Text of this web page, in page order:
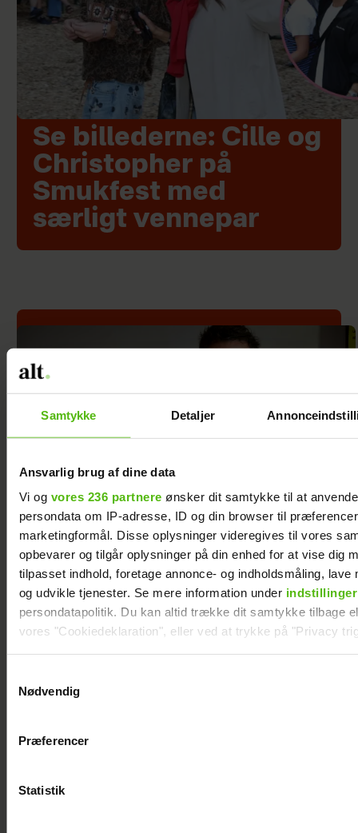
Samtykke Detaljer
Ansvarlig brug af dine data
Vi og vores 236 partnere ønsker dit samtykke til at
persondata om IP-adresse, ID og din browser til
marketingformål. Disse oplysninger videregives til vores
opbevarer og tilgår oplysninger på din enhed for at vise dig
tilpasset indhold, foretage annonce- og indholdsmåling, lave
og udvikle tjenester. Se mere information under indstillinger
persondatapolitik. Du kan altid trække dit samtykke tilbage
vores "Cookiedeklaration", eller ved at trykke på "Privacy
Vi anvender egne cookies og cookies fra tredjeparter til at
generere statistik og huske dine præferencer samt til brug
Nødvendig
Præferencer
Statistik
Se billederne: Cille og
Christopher på
Smukfest med
særligt vennepar
Nyt projekt fra Christian
Tafdrup: Amagermanden
bliver til dramaserie